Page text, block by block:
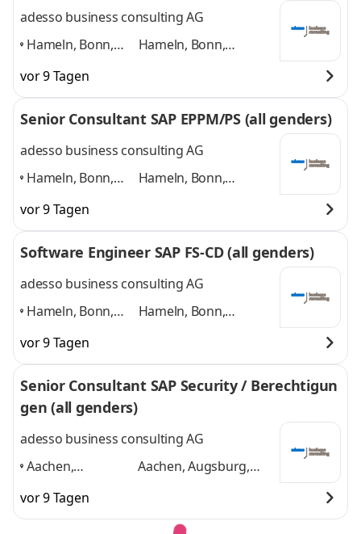
adesso business consulting AG
Hameln, Bonn,
Paderborn,
Düsseldorf,
Hameln, Bonn,
und 4 weitere
vor 9 Tagen
Senior Consultant SAP EPPM/PS (all genders)
adesso business consulting AG
Hameln, Bonn,
Paderborn, Köln,
Düsseldorf,
Hameln, Bonn,
weitere
vor 9 Tagen
Software Engineer SAP FS-CD (all genders)
adesso business consulting AG
Hameln, Bonn,
Paderborn,
Düsseldorf,
Hameln, Bonn,
und 4 weitere
vor 9 Tagen
Senior Consultant SAP Security / Berechtigun
gen (all genders)
adesso business consulting AG
Aachen,
Bonn, Bremen,
Dortmund,
Aachen, Augsburg,
weitere
vor 9 Tagen